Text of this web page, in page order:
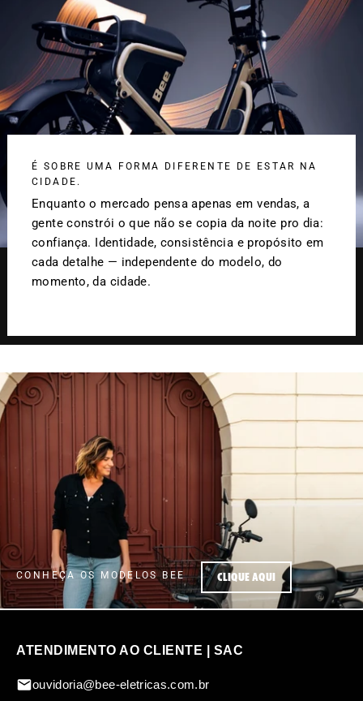
É SOBRE UMA FORMA DIFERENTE DE ESTAR NA
CIDADE.
Enquanto o mercado pensa apenas em vendas, a
gente constrói o que não se copia da noite pro dia:
confiança. Identidade, consistência e propósito em
cada detalhe — independente do modelo, do
momento, da cidade.
CONHEÇA OS MODELOS BEE clique aqui
ATENDIMENTO AO CLIENTE | SAC
ouvidoria@bee-eletricas.com.br